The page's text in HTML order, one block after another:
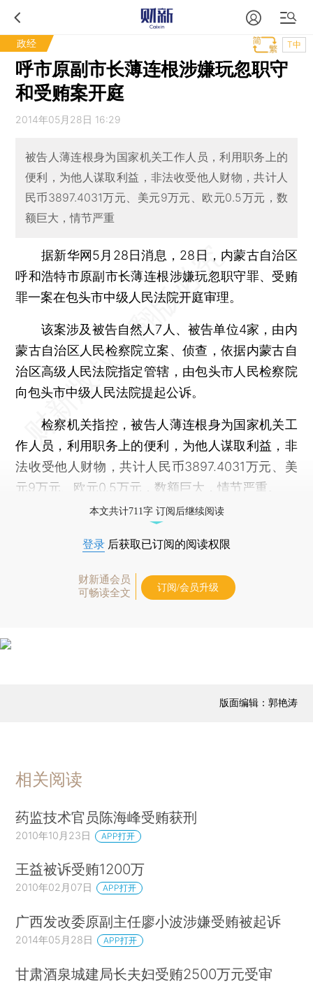
政经 T中
呼市原副市长薄连根涉嫌玩忽职守
和受贿案开庭
2014年05月28日 16:29
被告人薄连根身为国家机关工作人员，利用职务上的
便利，为他人谋取利益，非法收受他人财物，共计人
民币3897.4031万元、美元9万元、欧元0.5万元，数
额巨大，情节严重
据新华网5月28日消息，28日，内蒙古自治区
呼和浩特市原副市长薄连根涉嫌玩忽职守罪、受贿
罪一案在包头市中级人民法院开庭审理。
该案涉及被告自然人7人、被告单位4家，由内
蒙古自治区人民检察院立案、侦查，依据内蒙古自
治区高级人民法院指定管辖，由包头市人民检察院
向包头市中级人民法院提起公诉。
检察机关指控，被告人薄连根身为国家机关工
作人员，利用职务上的便利，为他人谋取利益，非
法收受他人财物，共计人民币3897.4031万元、美
元9万元、欧元0.5万元，数额巨大，情节严重。
本文共计711字 订阅后继续阅读
登录 后获取已订阅的阅读权限
财新通会员
可畅读全文
订阅/会员升级
版面编辑：郭艳涛
相关阅读
药监技术官员陈海峰受贿获刑
2010年10月23日 APP打开
王益被诉受贿1200万
2010年02月07日 APP打开
广西发改委原副主任廖小波涉嫌受贿被起诉
2014年05月28日 APP打开
甘肃酒泉城建局长夫妇受贿2500万元受审